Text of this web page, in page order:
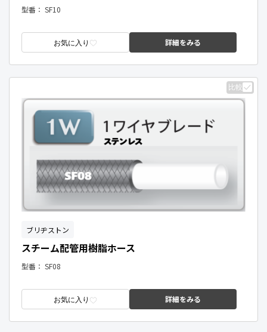
型番： SF10
お気に入り 詳細をみる
比較
ブリヂストン
スチーム配管用樹脂ホース
型番： SF08
お気に入り 詳細をみる